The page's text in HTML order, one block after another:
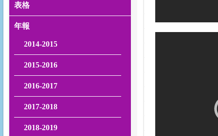
表格
年報
2014-2015
2015-2016
2016-2017
2017-2018
2018-2019